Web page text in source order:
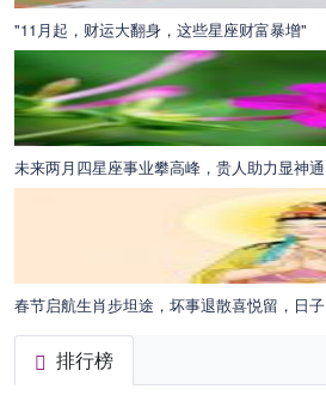
"11月起，财运大翻身，这些星座财富暴增"
未来两月四星座事业攀高峰，贵人助力显神通
春节启航生肖步坦途，坏事退散喜悦留，日子
排行榜